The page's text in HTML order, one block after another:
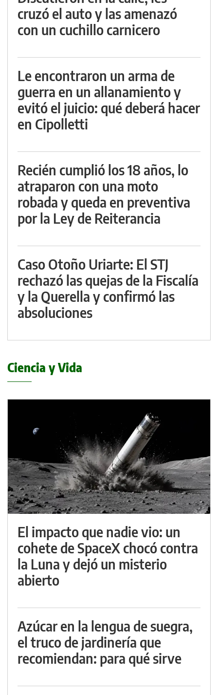
cruzó el auto y las amenazó
con un cuchillo carnicero
Le encontraron un arma de
guerra en un allanamiento y
evitó el juicio: qué deberá hacer
en Cipolletti
Recién cumplió los 18 años, lo
atraparon con una moto
robada y queda en preventiva
por la Ley de Reiterancia
Caso Otoño Uriarte: El STJ
rechazó las quejas de la Fiscalía
y la Querella y confirmó las
absoluciones
Ciencia y Vida
El impacto que nadie vio: un
cohete de SpaceX chocó contra
la Luna y dejó un misterio
abierto
Azúcar en la lengua de suegra,
el truco de jardinería que
recomiendan: para qué sirve